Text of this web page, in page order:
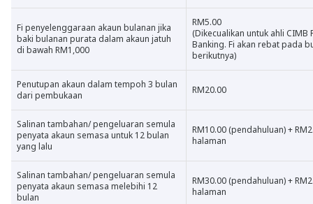
Fi penyelenggaraan akaun bulanan jika
baki bulanan purata dalam akaun jatuh
di bawah RM1,000
RM5.00
(Dikecualikan untuk ahli CIMB
Banking. Fi akan rebat pada
berikutnya)
Penutupan akaun dalam tempoh 3 bulan
dari pembukaan
RM20.00
Salinan tambahan/ pengeluaran semula
penyata akaun semasa untuk 12 bulan
yang lalu
RM10.00 (pendahuluan) +
halaman
Salinan tambahan/ pengeluaran semula
penyata akaun semasa melebihi 12
bulan
RM30.00 (pendahuluan) +
halaman